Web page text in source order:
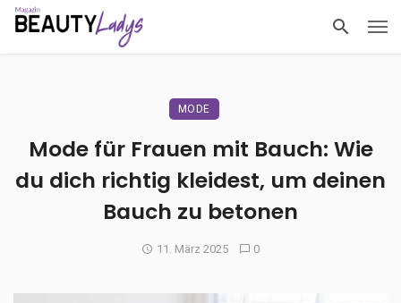
MODE
Mode für Frauen mit Bauch: Wie
du dich richtig kleidest, um deinen
Bauch zu betonen
11. März 2025 0